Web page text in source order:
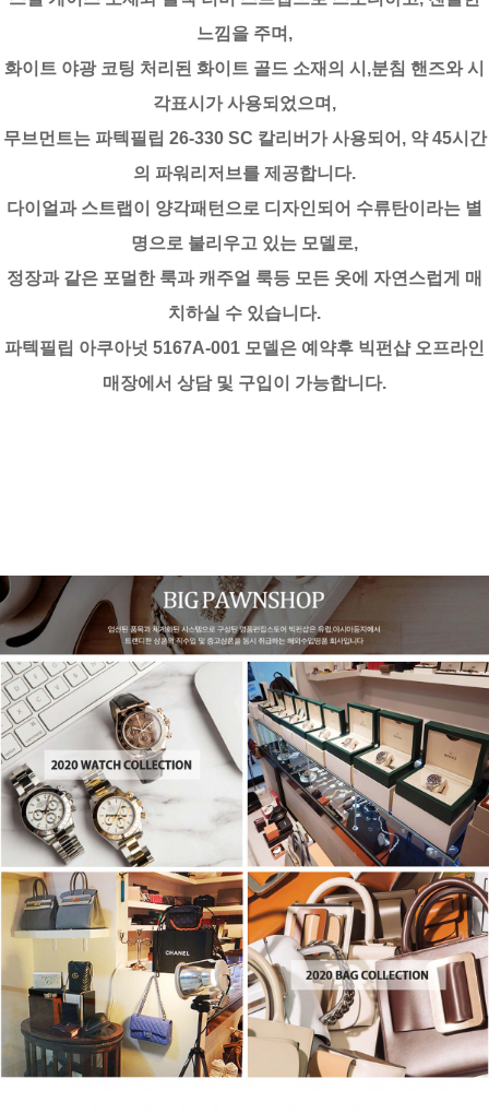
느낌을 주며,
화이트 야광 코팅 처리된 화이트 골드 소재의 시,분침 핸즈와 시
각표시가 사용되었으며,
무브먼트는 파텍필립 26-330 SC 칼리버가 사용되어, 약 45시간
의 파워리저브를 제공합니다.
다이얼과 스트랩이 양각패턴으로 디자인되어 수류탄이라는 별
명으로 불리우고 있는 모델로,
정장과 같은 포멀한 룩과 캐주얼 룩등 모든 옷에 자연스럽게 매
치하실 수 있습니다.
파텍필립 아쿠아넛 5167A-001 모델은 예약후 빅펀샵 오프라인
매장에서 상담 및 구입이 가능합니다.